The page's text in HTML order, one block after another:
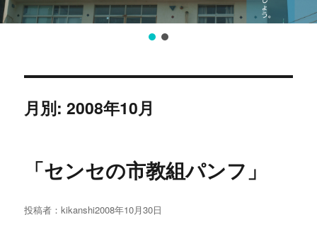
月別: 2008年10月
「センセの市教組パンフ」
投稿者：kikanshi投
2008年10月30日